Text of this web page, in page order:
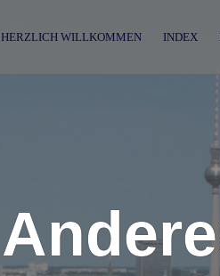
HERZLICH WILLKOMMEN INDEX